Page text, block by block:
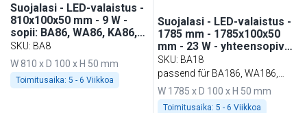
Suojalasi - LED-valaistus -
810x100x50 mm - 9 W -
sopii: BA86, WA86, KA86,
PA86 & EA86
SKU: BA8
W 810 x D 100 x H 50 mm
Toimitusaika: 5 - 6 Viikkoa
Suojalasi - LED-valaistus -
1785 mm - 1785x100x50
mm - 23 W - yhteensopiva:
BA186, WA186, KA186,
PA186 & EA186
SKU: BA18
passend für BA186, WA186,
KA186, PA186 & EA186
W 1785 x D 100 x H 50 mm
Toimitusaika: 5 - 6 Viikkoa